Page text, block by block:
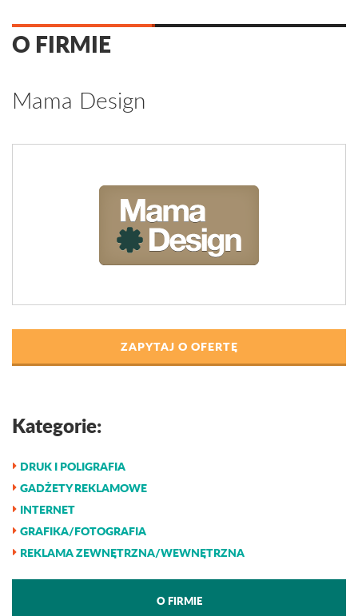
O FIRMIE
Mama Design
ZAPYTAJ O OFERTĘ
Kategorie:
DRUK I POLIGRAFIA
GADŻETY REKLAMOWE
INTERNET
GRAFIKA/FOTOGRAFIA
REKLAMA ZEWNĘTRZNA/WEWNĘTRZNA
O FIRMIE